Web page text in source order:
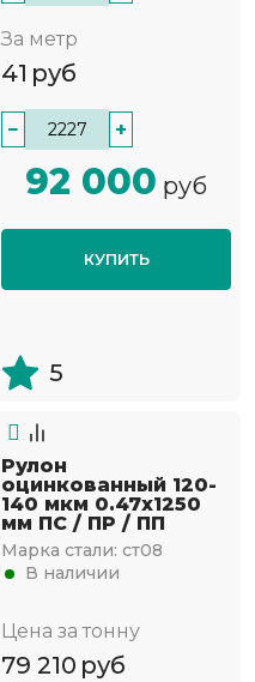
За метр
41 руб
− +
92 000 руб
КУПИТЬ
5
Рулон
оцинкованный 120-
140 мкм 0.47х1250
мм ПС / ПР / ПП
Марка стали: ст08
В наличии
Цена за тонну
79 210 руб